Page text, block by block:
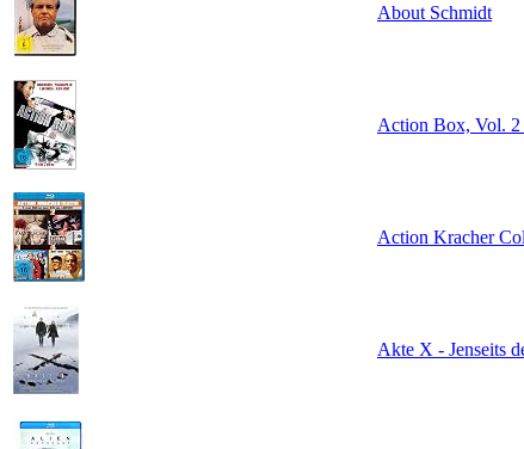
About Schmidt
Action Box, Vol.
Action Kracher
Akte X - Jenseits